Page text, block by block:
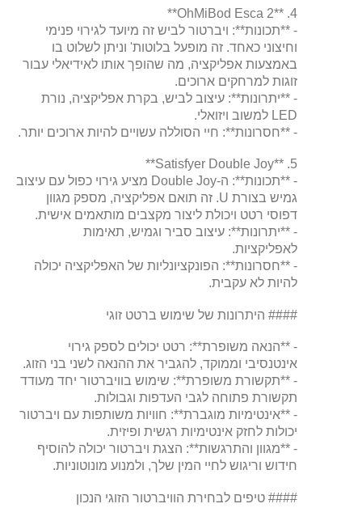
4. **OhMiBod Esca 2**
- **תכונות**: ויברטור לביש זה מיועד לגירוי פנימי
וחיצוני כאחד. זה מופעל בלוטות' וניתן לשלוט בו
באמצעות אפליקציה, מה שהופך אותו לאידיאלי עבור
זוגות למרחקים ארוכים.
- **יתרונות**: עיצוב לביש, בקרת אפליקציה, נורת
LED למשוב ויזואלי.
- **חסרונות**: חיי הסוללה עשויים להיות ארוכים יותר.
5. **Satisfyer Double Joy**
- **תכונות**: ה-Double Joy מציע גירוי כפול עם עיצוב
גמיש בצורת U. זה תואם אפליקציה, מספק מגוון
דפוסי רטט ויכולת ליצור מקצבים מותאמים אישית.
- **יתרונות**: עיצוב סביר וגמיש, תאימות
לאפליקציות.
- **חסרונות**: הפונקציונליות של האפליקציה יכולה
להיות לא עקבית.
#### היתרונות של שימוש ברטט זוגי
- **הנאה משופרת**: רטט יכולים לספק גירוי
אינטנסיבי וממוקד, להגביר את ההנאה לשני בני הזוג.
- **תקשורת משופרת**: שימוש בוויברטור יחד מעודד
תקשורת פתוחה לגבי העדפות וגבולות.
- **אינטימיות מוגברת**: חוויות משותפות עם ויברטור
יכולות לחזק אינטימיות רגשית ופיזית.
- **מגוון והתרגשות**: הצגת ויברטור יכולה להוסיף
חידוש וריגוש לחיי המין שלך, ולמנוע מונוטוניות.
#### טיפים לבחירת הוויברטור הזוגי הנכון